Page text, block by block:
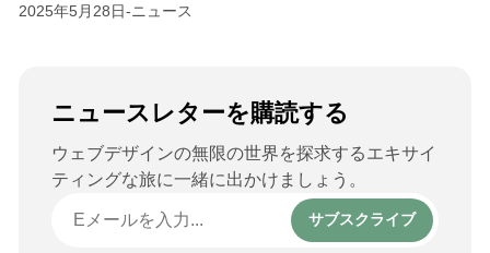
2025年5月28日-ニュース
ニュースレターを購読する
ウェブデザインの無限の世界を探求するエキサイ
ティングな旅に一緒に出かけましょう。
サブスクライブ